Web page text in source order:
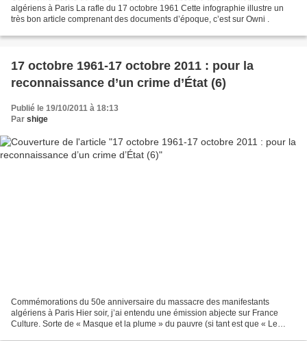
algériens à Paris La rafle du 17 octobre 1961 Cette infographie illustre un
très bon article comprenant des documents d’époque, c’est sur Owni .
17 octobre 1961-17 octobre 2011 : pour la
reconnaissance d’un crime d’État (6)
Publié le 19/10/2011 à 18:13
Par shige
Commémorations du 50e anniversaire du massacre des manifestants
algériens à Paris Hier soir, j’ai entendu une émission abjecte sur France
Culture. Sorte de « Masque et la plume » du pauvre (si tant est que « Le